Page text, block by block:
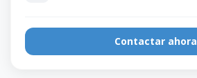
Contactar ahora